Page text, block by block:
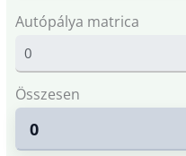
Autópálya matrica
Összesen